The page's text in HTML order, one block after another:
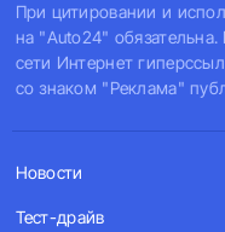
При цитировании и
на "Auto24"
сети Интернет
со знаком "Реклама"
Новости
Тест-драйв